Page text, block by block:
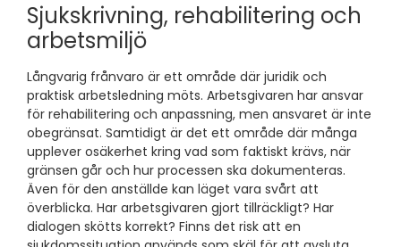
Sjukskrivning, rehabilitering och
arbetsmiljö
Långvarig frånvaro är ett område där juridik och
praktisk arbetsledning möts. Arbetsgivaren har ansvar
för rehabilitering och anpassning, men ansvaret är inte
obegränsat. Samtidigt är det ett område där många
upplever osäkerhet kring vad som faktiskt krävs, när
gränsen går och hur processen ska dokumenteras.
Även för den anställde kan läget vara svårt att
överblicka. Har arbetsgivaren gjort tillräckligt? Har
dialogen skötts korrekt? Finns det risk att en